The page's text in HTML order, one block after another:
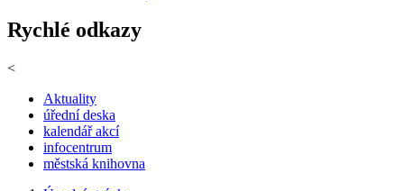
Rychlé odkazy
<
Aktuality
úřední deska
kalendář akcí
infocentrum
městská knihovna